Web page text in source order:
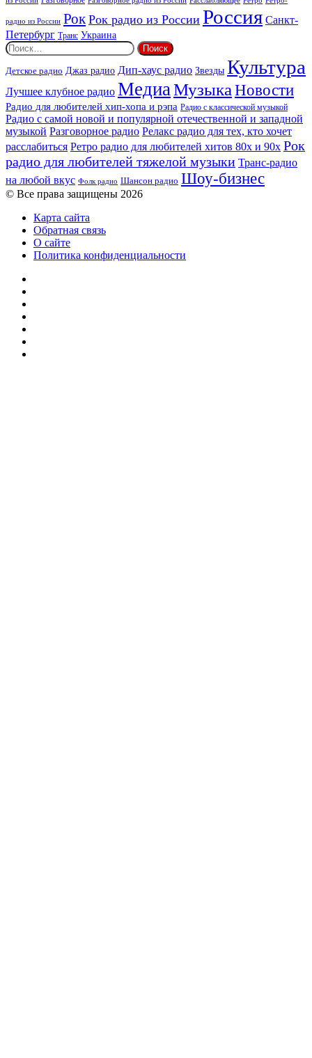
радио из России Рок Рок радио из России Россия Санкт-
Петербург Транс Украина
Найти:
Детское радио Джаз радио Дип-хаус радио Звезды Культура
Лучшее клубное радио МедиаМузыкаНовости
Радио для любителей хип-хопа и рэпа Радио с классической музыкой
Радио с самой новой и популярной отечественной и западной
музыкой Разговорное радио Релакс радио для тех, кто хочет
расслабиться Ретро радио для любителей хитов 80х и 90х Рок
радио для любителей тяжелой музыки Транс-радио
на любой вкус Фолк радио Шансон радио Шоу-бизнес
© Все права защищены 2026
Карта сайта
Обратная связь
О сайте
Политика конфиденциальности